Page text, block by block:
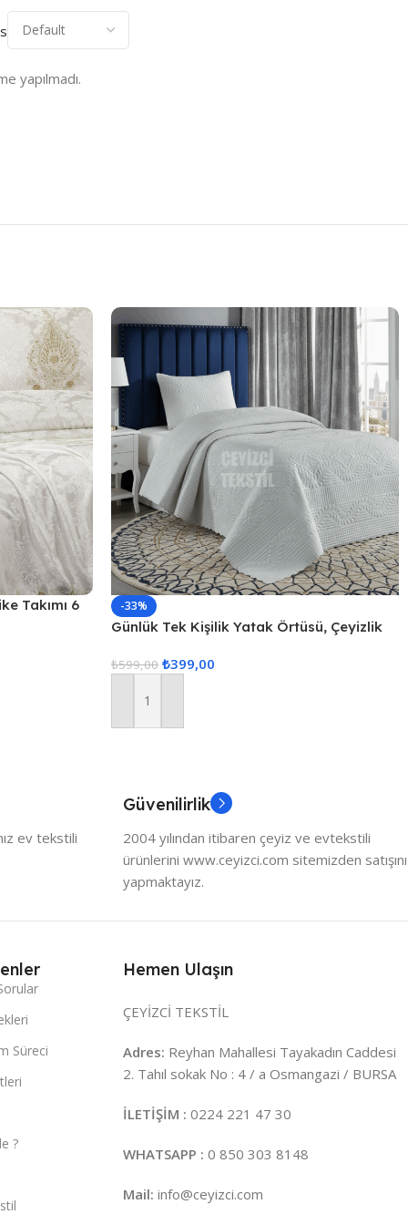
yapılmadı.
Takımı 6
-33%
Günlük Tek Kişilik Yatak Örtüsü, Çeyizlik
₺599,00 ₺399,00
Sepete Ekle
ev tekstili
Güvenilirlik
2004 yılından itibaren çeyiz ve evtekstili
ürünlerini www.ceyizci.com sitemizden satışını
yapmaktayız.
Süreci
?
Hemen Ulaşın
ÇEYİZCİ TEKSTİL
Adres: Reyhan Mahallesi Tayakadın Caddesi
2. Tahıl sokak No : 4 / a Osmangazi / BURSA
İLETİŞİM : 0224 221 47 30
WHATSAPP : 0 850 303 8148
Mail: info@ceyizci.com